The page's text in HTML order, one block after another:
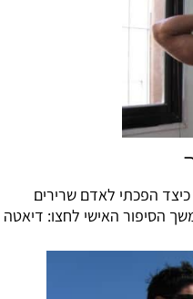
כיצד הפכתי לאדם שרירים
הסיפור האישי לחצו: דיאטה